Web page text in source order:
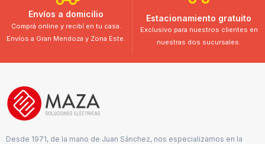
Envíos a domicilio
Comprá online y recibí en tu casa.
Envíos a Gran Mendoza y Zona Este.
Estacionamiento gratuito
Exclusivo para nuestros clientes en
nuestras dos sucursales.
Desde 1971, de la mano de Juan Sánchez, nos especializamos en la